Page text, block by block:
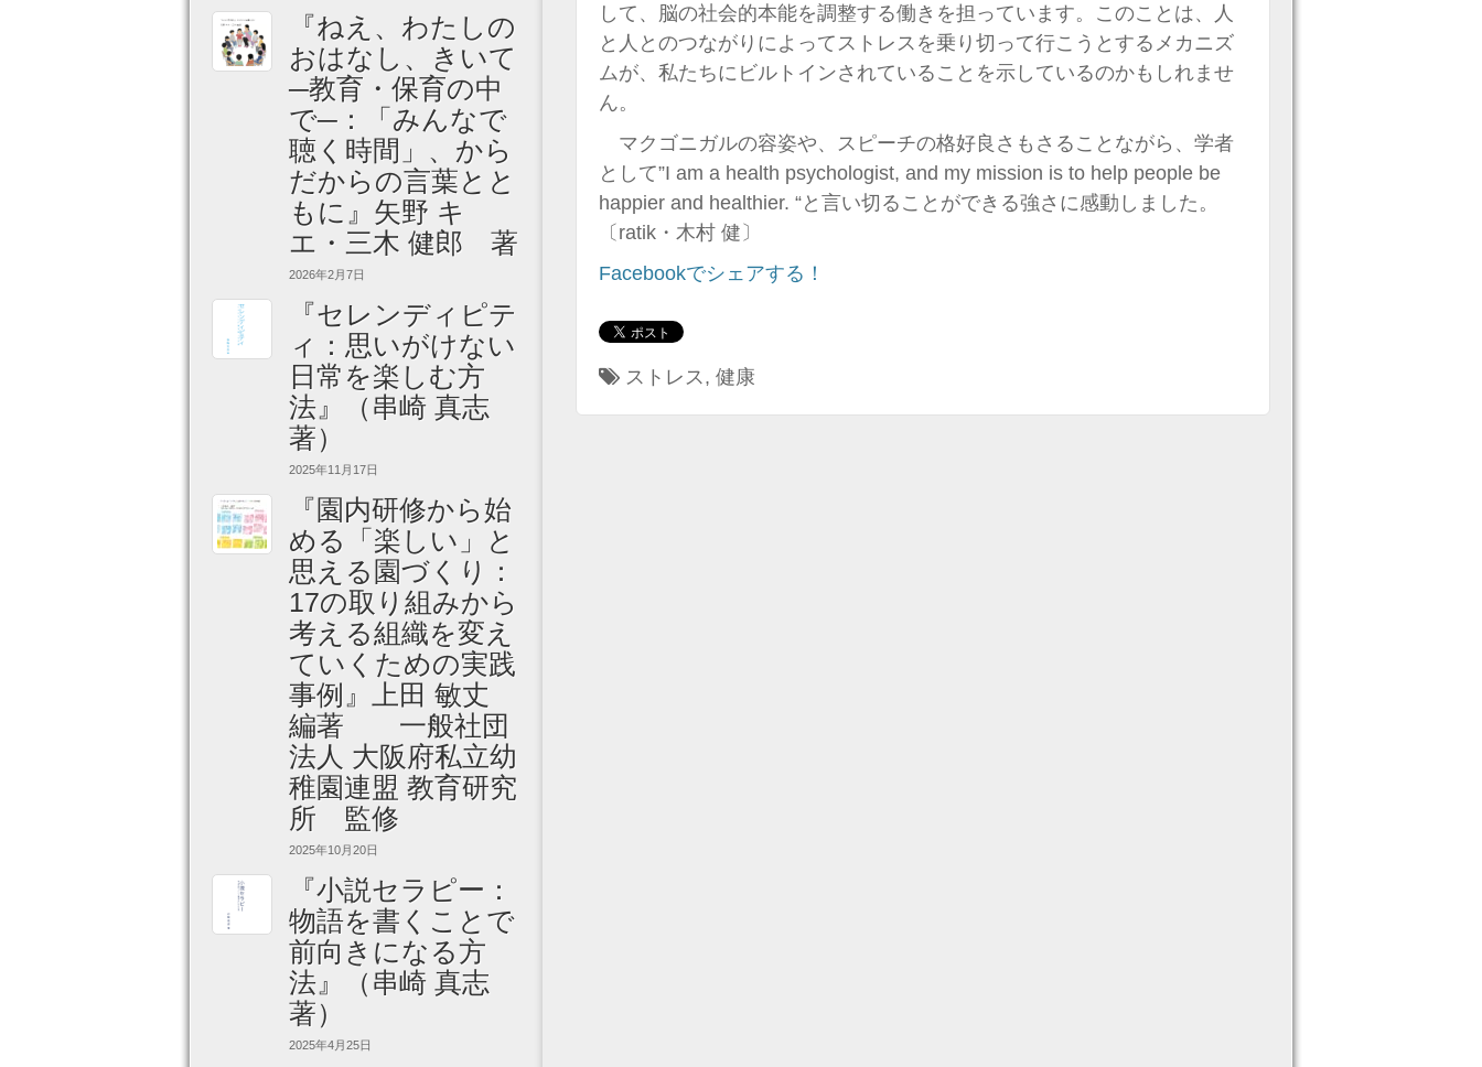
『ねえ、わたしの
おはなし、きいて
─教育・保育の中
で─：「みんなで
聴く時間」、から
だからの言葉とと
もに』矢野 キ
エ・三木 健郎 著
2026年2月7日
『セレンディピテ
ィ：思いがけない
日常を楽しむ方
法』（串崎 真志
著）
2025年11月17日
『園内研修から始
める「楽しい」と
思える園づくり：
17の取り組みから
考える組織を変え
ていくための実践
事例』上田 敏丈
編著 一般社団
法人 大阪府私立幼
稚園連盟 教育研究
所 監修
2025年10月20日
『小説セラピー：
物語を書くことで
前向きになる方
法』（串崎 真志
著）
2025年4月25日
して、脳の社会的本能を調整する働きを担っています。このことは、人
と人とのつながりによってストレスを乗り切って行こうとするメカニズ
ムが、私たちにビルトインされていることを示しているのかもしれませ
ん。
マクゴニガルの容姿や、スピーチの格好良さもさることながら、学者
として”I am a health psychologist, and my mission is to help people be
happier and healthier. “と言い切ることができる強さに感動しました。
〔ratik・木村 健〕
Facebookでシェアする！
ストレス , 健康